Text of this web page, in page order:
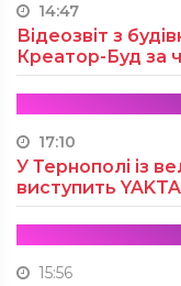
14:47
Відеозвіт з
Креатор-Буд за
17:10
У Тернополі із
виступить
15:56